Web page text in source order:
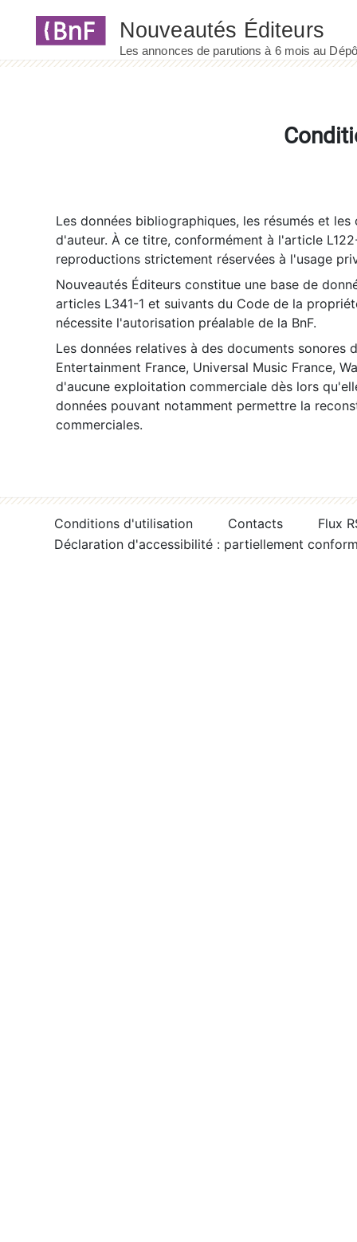
Les données bibliographiques, les résumés et
d'auteur. À ce titre, conformément à l'article
reproductions strictement réservées à l'usage
Nouveautés Éditeurs constitue une base de
articles L341-1 et suivants du Code de la
nécessite l'autorisation préalable de la BnF.
Les données relatives à des documents sonores
Entertainment France, Universal Music France,
d'aucune exploitation commerciale dès lors
données pouvant notamment permettre la
commerciales.
Conditions d'utilisation Contacts
Flux
Déclaration d'accessibilité : partiellement